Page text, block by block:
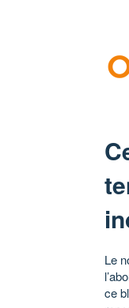
Le
ce